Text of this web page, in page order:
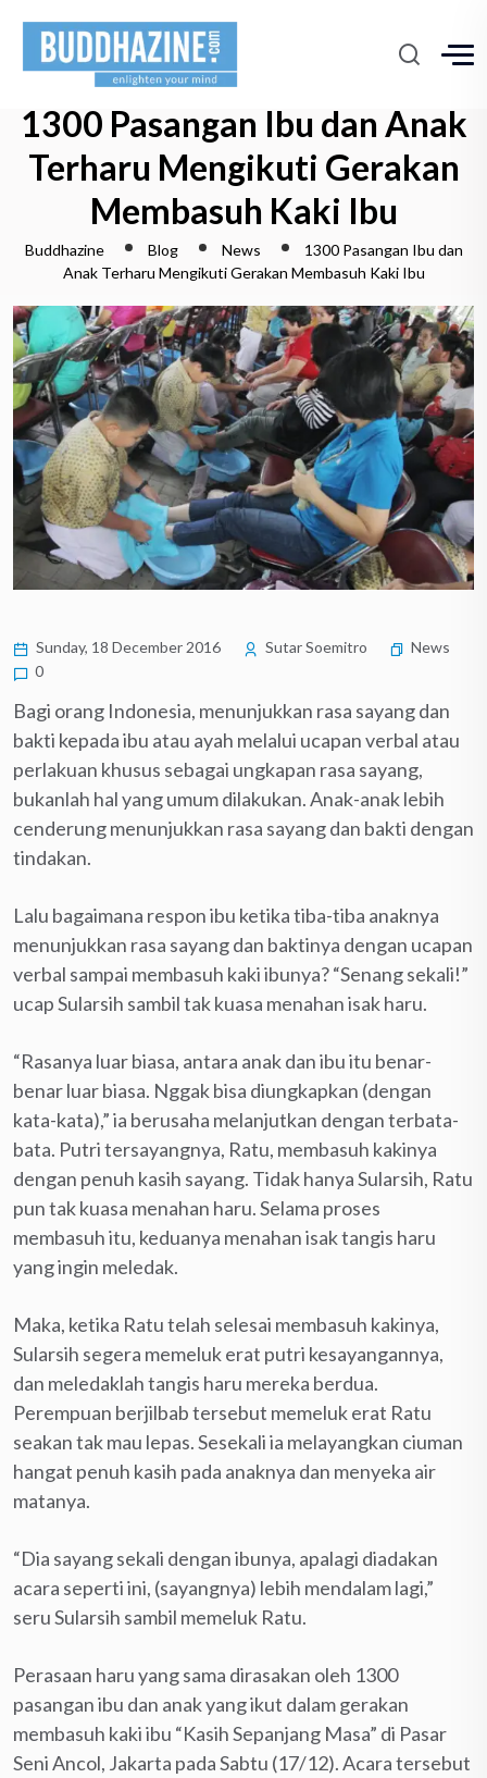
1300 Pasangan Ibu dan Anak
Terharu Mengikuti Gerakan
Membasuh Kaki Ibu
Buddhazine Blog News
1300 Pasangan Ibu dan
Anak Terharu Mengikuti Gerakan Membasuh Kaki Ibu
Sunday, 18 December 2016 Sutar Soemitro
News
0
Bagi orang Indonesia, menunjukkan rasa sayang dan
bakti kepada ibu atau ayah melalui ucapan verbal atau
perlakuan khusus sebagai ungkapan rasa sayang,
bukanlah hal yang umum dilakukan. Anak-anak lebih
cenderung menunjukkan rasa sayang dan bakti dengan
tindakan.
Lalu bagaimana respon ibu ketika tiba-tiba anaknya
menunjukkan rasa sayang dan baktinya dengan ucapan
verbal sampai membasuh kaki ibunya? “Senang sekali!”
ucap Sularsih sambil tak kuasa menahan isak haru.
“Rasanya luar biasa, antara anak dan ibu itu benar-
benar luar biasa. Nggak bisa diungkapkan (dengan
kata-kata),” ia berusaha melanjutkan dengan terbata-
bata. Putri tersayangnya, Ratu, membasuh kakinya
dengan penuh kasih sayang. Tidak hanya Sularsih, Ratu
pun tak kuasa menahan haru. Selama proses
membasuh itu, keduanya menahan isak tangis haru
yang ingin meledak.
Maka, ketika Ratu telah selesai membasuh kakinya,
Sularsih segera memeluk erat putri kesayangannya,
dan meledaklah tangis haru mereka berdua.
Perempuan berjilbab tersebut memeluk erat Ratu
seakan tak mau lepas. Sesekali ia melayangkan ciuman
hangat penuh kasih pada anaknya dan menyeka air
matanya.
“Dia sayang sekali dengan ibunya, apalagi diadakan
acara seperti ini, (sayangnya) lebih mendalam lagi,”
seru Sularsih sambil memeluk Ratu.
Perasaan haru yang sama dirasakan oleh 1300
pasangan ibu dan anak yang ikut dalam gerakan
membasuh kaki ibu “Kasih Sepanjang Masa” di Pasar
Seni Ancol, Jakarta pada Sabtu (17/12). Acara tersebut